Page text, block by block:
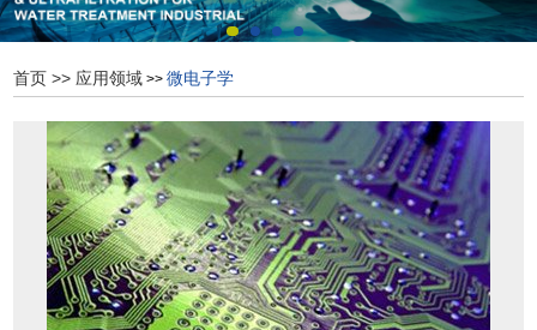
首页 >> 应用领域 >>微电子学